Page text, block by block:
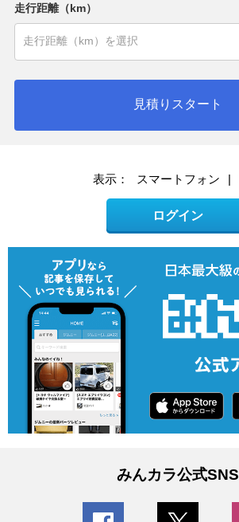
走行距離（km）
見積りスタート
表示： スマートフォン |
ログイン
みんカラ公式SNS